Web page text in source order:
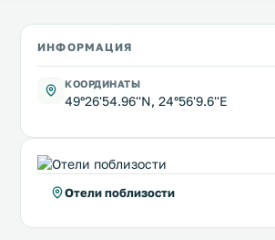
ИНФОРМАЦИЯ
КООРДИНАТЫ
49°26'54.96''N, 24°56'9.6''E
Отели поблизости